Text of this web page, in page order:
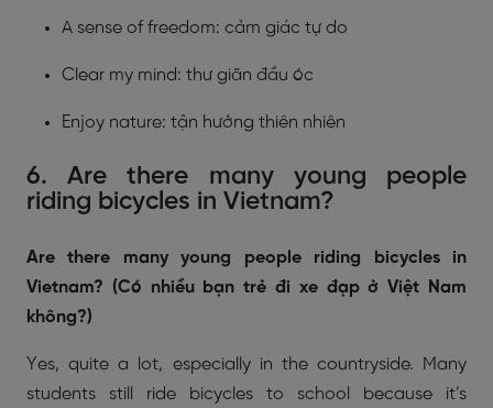
A sense of freedom: cảm giác tự do
Clear my mind: thư giãn đầu óc
Enjoy nature: tận hưởng thiên nhiên
6. Are there many young people
riding bicycles in Vietnam?
Are there many young people riding bicycles in
Vietnam? (Có nhiều bạn trẻ đi xe đạp ở Việt Nam
không?)
Yes, quite a lot, especially in the countryside. Many
students still ride bicycles to school because it’s